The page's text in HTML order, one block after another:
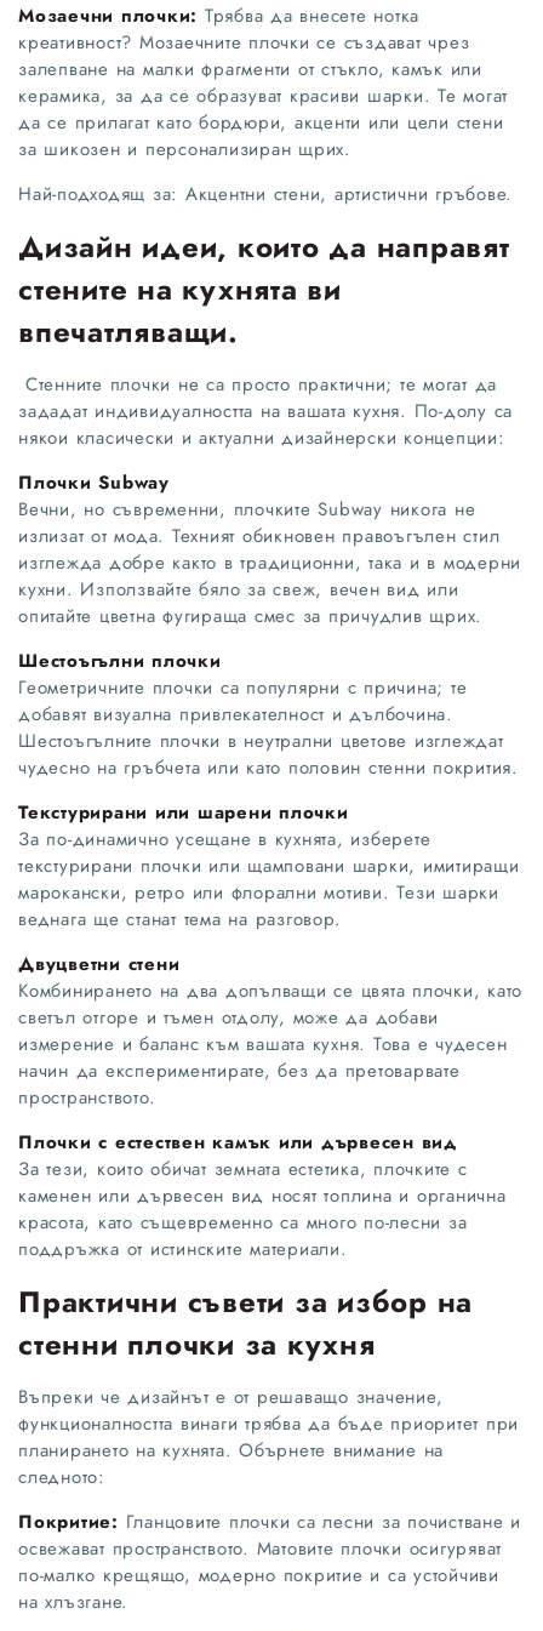
Мозаечни плочки: Трябва да внесете нотка
креативност? Мозаечните плочки се създават чрез
залепване на малки фрагменти от стъкло, камък или
керамика, за да се образуват красиви шарки. Те могат
да се прилагат като бордюри, акценти или цели стени
за шикозен и персонализиран щрих.
Най-подходящ за: Акцентни стени, артистични гръбове.
Дизайн идеи, които да направят
стените на кухнята ви
впечатляващи.
Стенните плочки не са просто практични; те могат да
зададат индивидуалността на вашата кухня. По-долу са
някои класически и актуални дизайнерски концепции:
Плочки Subway
Вечни, но съвременни, плочките Subway никога не
излизат от мода. Техният обикновен правоъгълен стил
изглежда добре както в традиционни, така и в модерни
кухни. Използвайте бяло за свеж, вечен вид или
опитайте цветна фугираща смес за причудлив щрих.
Шестоъгълни плочки
Геометричните плочки са популярни с причина; те
добавят визуална привлекателност и дълбочина.
Шестоъгълните плочки в неутрални цветове изглеждат
чудесно на гръбчета или като половин стенни покрития.
Текстурирани или шарени плочки
За по-динамично усещане в кухнята, изберете
текстурирани плочки или щамповани шарки, имитиращи
марокански, ретро или флорални мотиви. Тези шарки
веднага ще станат тема на разговор.
Двуцветни стени
Комбинирането на два допълващи се цвята плочки, като
светъл отгоре и тъмен отдолу, може да добави
измерение и баланс към вашата кухня. Това е чудесен
начин да експериментирате, без да претоварвате
пространството.
Плочки с естествен камък или дървесен вид
За тези, които обичат земната естетика, плочките с
каменен или дървесен вид носят топлина и органична
красота, като същевременно са много по-лесни за
поддръжка от истинските материали.
Практични съвети за избор на
стенни плочки за кухня
Въпреки че дизайнът е от решаващо значение,
функционалността винаги трябва да бъде приоритет при
планирането на кухнята. Обърнете внимание на
следното:
Покритие: Гланцовите плочки са лесни за почистване и
освежават пространството. Матовите плочки осигуряват
по-малко крещящо, модерно покритие и са устойчиви
на хлъзгане.